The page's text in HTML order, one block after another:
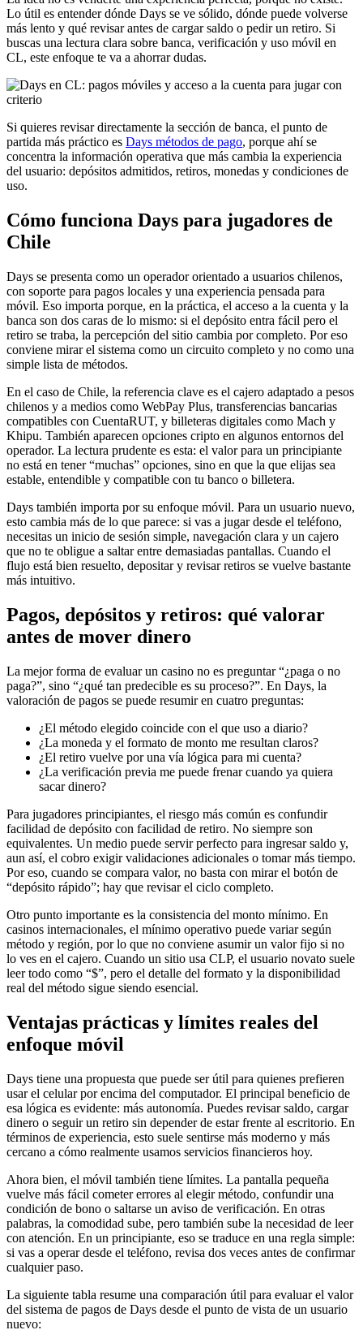
Lo útil es entender dónde Days se ve sólido, dónde puede volverse
más lento y qué revisar antes de cargar saldo o pedir un retiro. Si
buscas una lectura clara sobre banca, verificación y uso móvil en
CL, este enfoque te va a ahorrar dudas.
Si quieres revisar directamente la sección de banca, el punto de
partida más práctico es Days métodos de pago, porque ahí se
concentra la información operativa que más cambia la experiencia
del usuario: depósitos admitidos, retiros, monedas y condiciones de
uso.
Cómo funciona Days para jugadores de
Chile
Days se presenta como un operador orientado a usuarios chilenos,
con soporte para pagos locales y una experiencia pensada para
móvil. Eso importa porque, en la práctica, el acceso a la cuenta y la
banca son dos caras de lo mismo: si el depósito entra fácil pero el
retiro se traba, la percepción del sitio cambia por completo. Por eso
conviene mirar el sistema como un circuito completo y no como una
simple lista de métodos.
En el caso de Chile, la referencia clave es el cajero adaptado a pesos
chilenos y a medios como WebPay Plus, transferencias bancarias
compatibles con CuentaRUT, y billeteras digitales como Mach y
Khipu. También aparecen opciones cripto en algunos entornos del
operador. La lectura prudente es esta: el valor para un principiante
no está en tener “muchas” opciones, sino en que la que elijas sea
estable, entendible y compatible con tu banco o billetera.
Days también importa por su enfoque móvil. Para un usuario nuevo,
esto cambia más de lo que parece: si vas a jugar desde el teléfono,
necesitas un inicio de sesión simple, navegación clara y un cajero
que no te obligue a saltar entre demasiadas pantallas. Cuando el
flujo está bien resuelto, depositar y revisar retiros se vuelve bastante
más intuitivo.
Pagos, depósitos y retiros: qué valorar
antes de mover dinero
La mejor forma de evaluar un casino no es preguntar “¿paga o no
paga?”, sino “¿qué tan predecible es su proceso?”. En Days, la
valoración de pagos se puede resumir en cuatro preguntas:
¿El método elegido coincide con el que uso a diario?
¿La moneda y el formato de monto me resultan claros?
¿El retiro vuelve por una vía lógica para mi cuenta?
¿La verificación previa me puede frenar cuando ya quiera
sacar dinero?
Para jugadores principiantes, el riesgo más común es confundir
facilidad de depósito con facilidad de retiro. No siempre son
equivalentes. Un medio puede servir perfecto para ingresar saldo y,
aun así, el cobro exigir validaciones adicionales o tomar más tiempo.
Por eso, cuando se compara valor, no basta con mirar el botón de
“depósito rápido”; hay que revisar el ciclo completo.
Otro punto importante es la consistencia del monto mínimo. En
casinos internacionales, el mínimo operativo puede variar según
método y región, por lo que no conviene asumir un valor fijo si no
lo ves en el cajero. Cuando un sitio usa CLP, el usuario novato suele
leer todo como “$”, pero el detalle del formato y la disponibilidad
real del método sigue siendo esencial.
Ventajas prácticas y límites reales del
enfoque móvil
Days tiene una propuesta que puede ser útil para quienes prefieren
usar el celular por encima del computador. El principal beneficio de
esa lógica es evidente: más autonomía. Puedes revisar saldo, cargar
dinero o seguir un retiro sin depender de estar frente al escritorio. En
términos de experiencia, esto suele sentirse más moderno y más
cercano a cómo realmente usamos servicios financieros hoy.
Ahora bien, el móvil también tiene límites. La pantalla pequeña
vuelve más fácil cometer errores al elegir método, confundir una
condición de bono o saltarse un aviso de verificación. En otras
palabras, la comodidad sube, pero también sube la necesidad de leer
con atención. En un principiante, eso se traduce en una regla simple:
si vas a operar desde el teléfono, revisa dos veces antes de confirmar
cualquier paso.
La siguiente tabla resume una comparación útil para evaluar el valor
del sistema de pagos de Days desde el punto de vista de un usuario
nuevo: